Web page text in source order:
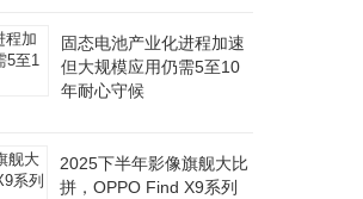
固态电池产业化进程加速
但大规模应用仍需5至10
年耐心守候
2025下半年影像旗舰大比
拼，OPPO Find X9系列